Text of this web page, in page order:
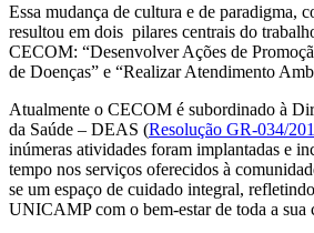
Essa mudança de cultura e de paradigma,
resultou em dois pilares centrais do
CECOM: “Desenvolver Ações de
de Doenças” e “Realizar Atendimento
Atualmente o CECOM é subordinado à
da Saúde – DEAS (Resolução GR-034/
inúmeras atividades foram implantadas e
tempo nos serviços oferecidos à
se um espaço de cuidado integral,
UNICAMP com o bem-estar de toda a sua